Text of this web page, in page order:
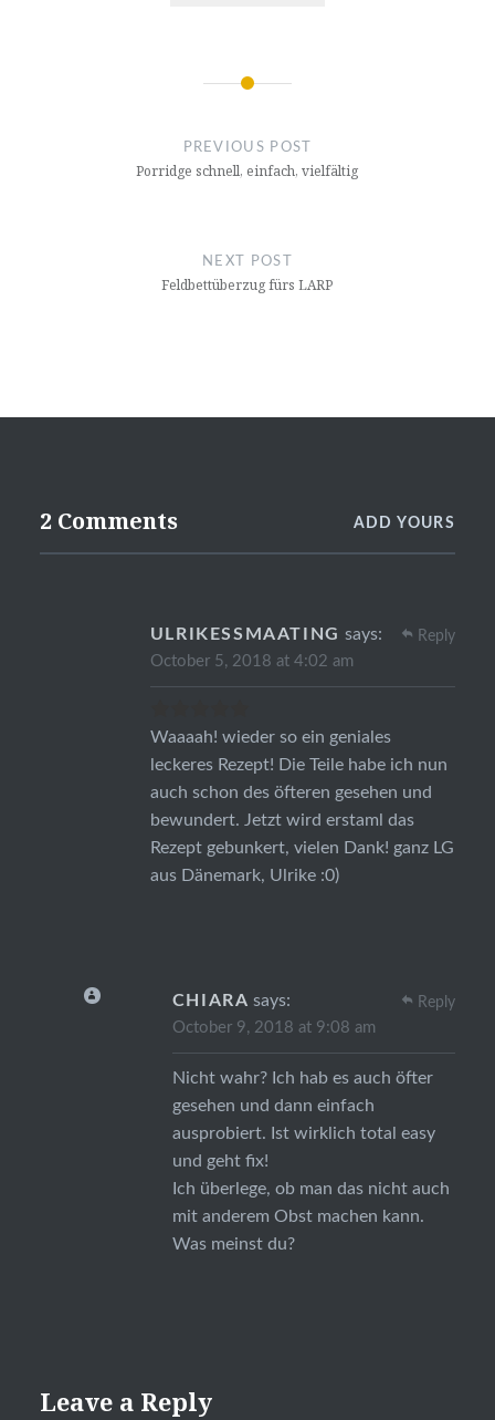
PREVIOUS POST
Porridge schnell, einfach, vielfältig
NEXT POST
Feldbettüberzug fürs LARP
2 Comments ADD YOURS
ULRIKESSMAATING says:
October 5, 2018 at 4:02 am
Waaaah! wieder so ein geniales
leckeres Rezept! Die Teile habe ich nun
auch schon des öfteren gesehen und
bewundert. Jetzt wird erstaml das
Rezept gebunkert, vielen Dank! ganz LG
aus Dänemark, Ulrike :0)
Reply
CHIARA says:
October 9, 2018 at 9:08 am
Nicht wahr? Ich hab es auch öfter
gesehen und dann einfach
ausprobiert. Ist wirklich total easy
und geht fix!
Ich überlege, ob man das nicht auch
mit anderem Obst machen kann.
Was meinst du?
Reply
Leave a Reply